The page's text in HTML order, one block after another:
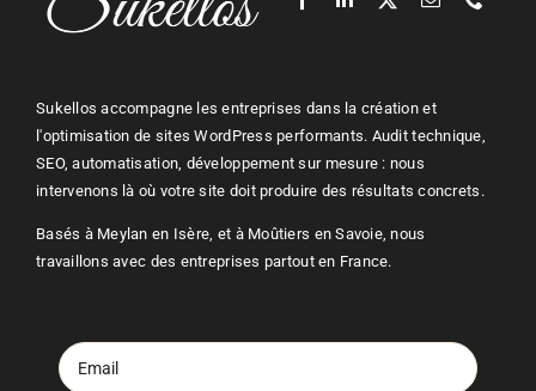
Sukellos accompagne les entreprises dans la création et
l'optimisation de sites WordPress performants. Audit technique,
SEO, automatisation, développement sur mesure : nous
intervenons là où votre site doit produire des résultats concrets.
Basés à Meylan en Isère, et à Moûtiers en Savoie, nous
travaillons avec des entreprises partout en France.